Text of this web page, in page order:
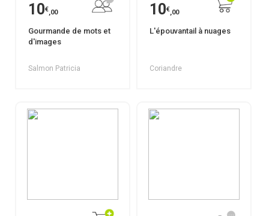
10€,00
Gourmande de mots et
d'images
Salmon Patricia
10€,00
L'épouvantail à nuages
Coriandre